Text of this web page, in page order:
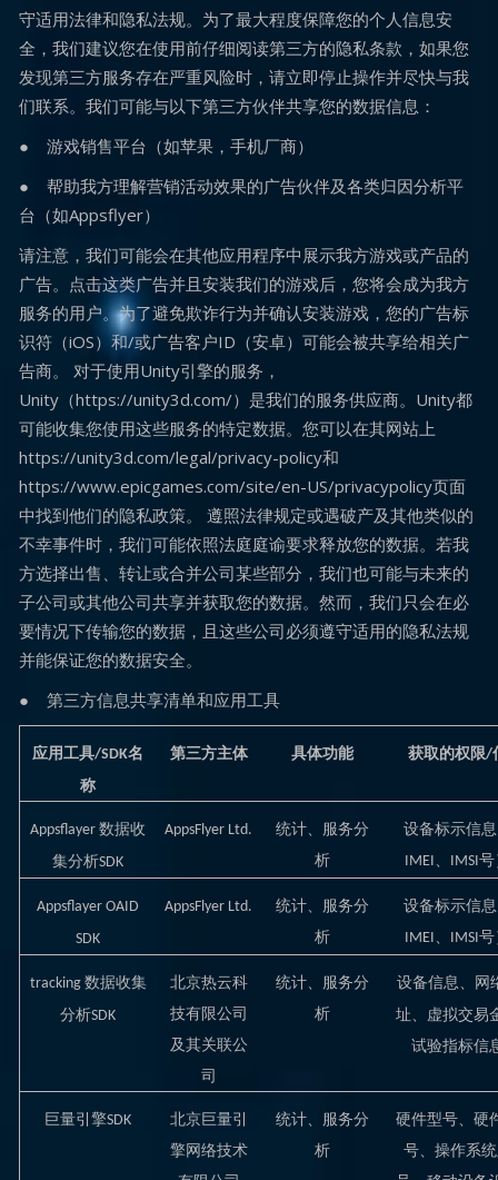
守适用法律和隐私法规。为了最大程度保障您的个人信息安
全，我们建议您在使用前仔细阅读第三方的隐私条款，如果您
发现第三方服务存在严重风险时，请立即停止操作并尽快与我
们联系。我们可能与以下第三方伙伴共享您的数据信息：
● 游戏销售平台（如苹果，手机厂商）
● 帮助我方理解营销活动效果的广告伙伴及各类归因分析平
台（如Appsflyer）
请注意，我们可能会在其他应用程序中展示我方游戏或产品的
广告。点击这类广告并且安装我们的游戏后，您将会成为我方
服务的用户。为了避免欺诈行为并确认安装游戏，您的广告标
识符（iOS）和/或广告客户ID（安卓）可能会被共享给相关广
告商。 对于使用Unity引擎的服务，
Unity（https://unity3d.com/）是我们的服务供应商。Unity都
可能收集您使用这些服务的特定数据。您可以在其网站上
https://unity3d.com/legal/privacy-policy和
https://www.epicgames.com/site/en-US/privacypolicy页面
中找到他们的隐私政策。 遵照法律规定或遇破产及其他类似的
不幸事件时，我们可能依照法庭庭谕要求释放您的数据。若我
方选择出售、转让或合并公司某些部分，我们也可能与未来的
子公司或其他公司共享并获取您的数据。然而，我们只会在必
要情况下传输您的数据，且这些公司必须遵守适用的隐私法规
并能保证您的数据安全。
● 第三方信息共享清单和应用工具
应用工具/SDK名
称
第三方主体 具体功能 获取的权限/
Appsflayer 数据收
集分析SDK
AppsFlyer Ltd.
统计、服务分
析
设备标示信
IMEI、 IMSI号
Appsflayer OAID
SDK
AppsFlyer Ltd.
统计、服务分
析
设备标示信
IMEI、 IMSI号
tracking 数据收集
分析SDK
北京热云科
技有限公司
及其关联公
司
统计、服务分
析
设备信息、网
址、虚拟交易
试验指标信
巨量引擎SDK
北京巨量引
擎网络技术
统计、服务分
析
硬件型号、硬
号、操作系